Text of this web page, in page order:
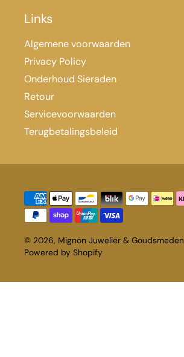
Links
Algemene voorwaarden
Privacy Policy
Onderhoud Sieraden
Retour
Servicevoorwaarden
Terugbetalingsbeleid
© 2026, Mignon Juwelier & Goudsmeden
Powered by Shopify